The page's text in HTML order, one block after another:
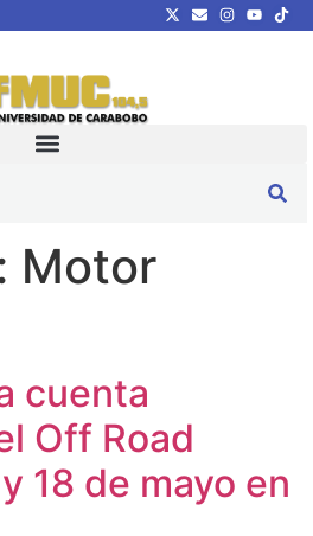
Motor
cuenta
Off Road
18 de mayo en